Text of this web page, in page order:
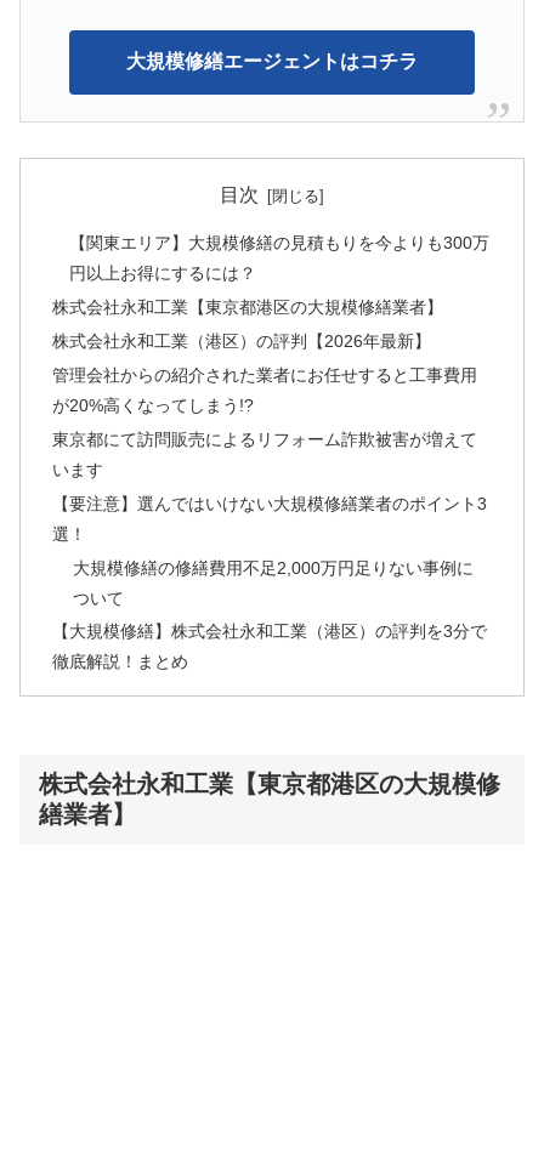
大規模修繕エージェントはコチラ
目次
【関東エリア】大規模修繕の見積もりを今よりも300万
円以上お得にするには？
株式会社永和工業【東京都港区の大規模修繕業者】
株式会社永和工業（港区）の評判【2026年最新】
管理会社からの紹介された業者にお任せすると工事費用
が20%高くなってしまう!?
東京都にて訪問販売によるリフォーム詐欺被害が増えて
います
【要注意】選んではいけない大規模修繕業者のポイント3
選！
大規模修繕の修繕費用不足2,000万円足りない事例に
ついて
【大規模修繕】株式会社永和工業（港区）の評判を3分で
徹底解説！まとめ
株式会社永和工業【東京都港区の大規模修
繕業者】